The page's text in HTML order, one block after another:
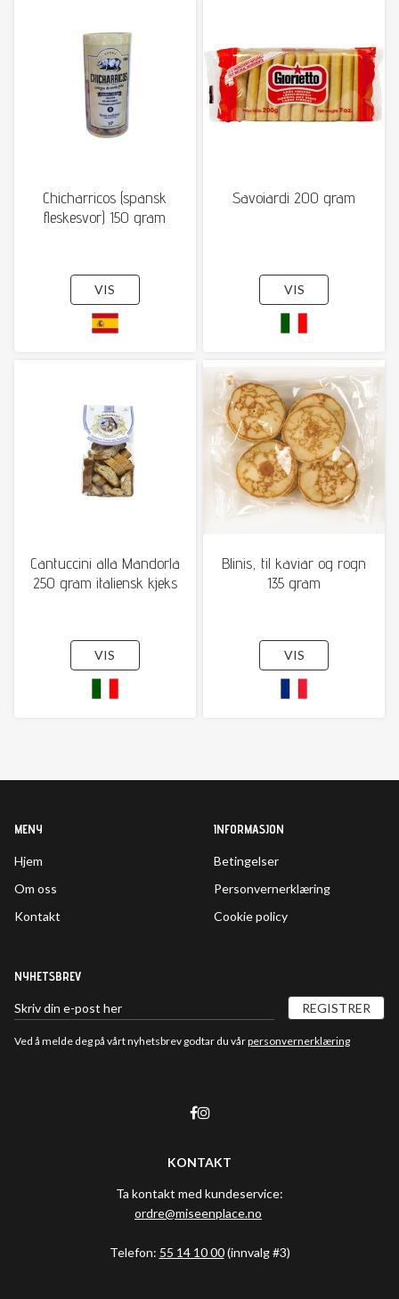
Chicharricos (spansk
fleskesvor) 150 gram
VIS
Savoiardi 200 gram
VIS
Cantuccini alla Mandorla
250 gram italiensk kjeks
VIS
Blinis, til kaviar og rogn
135 gram
VIS
MENY
Hjem
Om oss
Kontakt
INFORMASJON
Betingelser
Personvernerklæring
Cookie policy
NYHETSBREV
REGISTRER
Ved å melde deg på vårt nyhetsbrev godtar du vårpersonvernerklæring
KONTAKT
Ta kontakt med kundeservice:
ordre@miseenplace.no
Telefon: 55 14 10 00(innvalg #3)